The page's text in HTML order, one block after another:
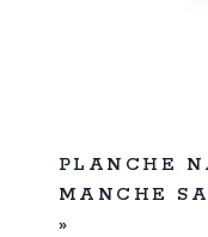
-
25
PLANCHE
MANCHE
»